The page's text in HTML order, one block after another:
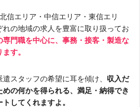
信エリア・中信エリア・東信エリ
れの地域の求人を豊富に取り扱ってお
専門職を中心に、事務・接客・製造な
す。
スタッフの希望に耳を傾け、 収入だ
の何かを得られる、満足・納得でき
してくれますよ。